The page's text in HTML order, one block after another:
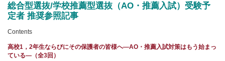
総合型選抜/学校推薦型選抜（AO・推薦入試）受験予
定者 推奨参照記事
Contents
高校1，2年生ならびにその保護者の皆様へ―AO・推薦入試対策はもう始まっ
ている―（全3回）